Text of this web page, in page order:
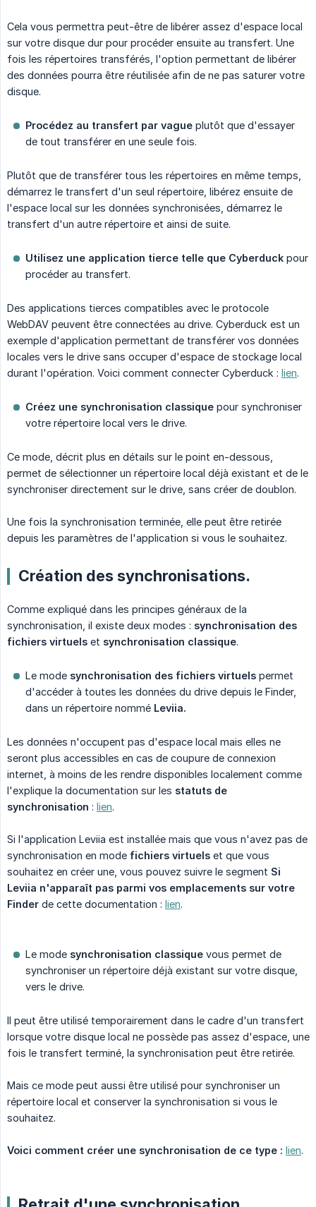
Cela vous permettra peut-être de libérer assez d'espace local
sur votre disque dur pour procéder ensuite au transfert. Une
fois les répertoires transférés, l'option permettant de libérer
des données pourra être réutilisée afin de ne pas saturer votre
disque.
Procédez au transfert par vague plutôt que d'essayer
de tout transférer en une seule fois.
Plutôt que de transférer tous les répertoires en même temps,
démarrez le transfert d'un seul répertoire, libérez ensuite de
l'espace local sur les données synchronisées, démarrez le
transfert d'un autre répertoire et ainsi de suite.
Utilisez une application tierce telle que Cyberduck pour
procéder au transfert.
Des applications tierces compatibles avec le protocole
WebDAV peuvent être connectées au drive. Cyberduck est un
exemple d'application permettant de transférer vos données
locales vers le drive sans occuper d'espace de stockage local
durant l'opération. Voici comment connecter Cyberduck : lien.
Créez une synchronisation classique pour synchroniser
votre répertoire local vers le drive.
Ce mode, décrit plus en détails sur le point en-dessous,
permet de sélectionner un répertoire local déjà existant et de le
synchroniser directement sur le drive, sans créer de doublon.
Une fois la synchronisation terminée, elle peut être retirée
depuis les paramètres de l'application si vous le souhaitez.
Création des synchronisations.
Comme expliqué dans les principes généraux de la
synchronisation, il existe deux modes : synchronisation des
fichiers virtuels et synchronisation classique.
Le mode synchronisation des fichiers virtuels permet
d'accéder à toutes les données du drive depuis le Finder,
dans un répertoire nommé Leviia.
Les données n'occupent pas d'espace local mais elles ne
seront plus accessibles en cas de coupure de connexion
internet, à moins de les rendre disponibles localement comme
l'explique la documentation sur les statuts de
synchronisation : lien.
Si l'application Leviia est installée mais que vous n'avez pas de
synchronisation en mode fichiers virtuels et que vous
souhaitez en créer une, vous pouvez suivre le segment Si
Leviia n'apparaît pas parmi vos emplacements sur votre
Finder de cette documentation : lien.
Le mode synchronisation classique vous permet de
synchroniser un répertoire déjà existant sur votre disque,
vers le drive.
Il peut être utilisé temporairement dans le cadre d'un transfert
lorsque votre disque local ne possède pas assez d'espace, une
fois le transfert terminé, la synchronisation peut être retirée.
Mais ce mode peut aussi être utilisé pour synchroniser un
répertoire local et conserver la synchronisation si vous le
souhaitez.
Voici comment créer une synchronisation de ce type : lien.